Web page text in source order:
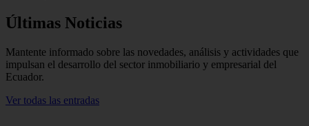
Últimas Noticias
Mantente informado sobre las novedades, análisis y actividades que
impulsan el desarrollo del sector inmobiliario y empresarial del
Ecuador.
Ver todas las entradas